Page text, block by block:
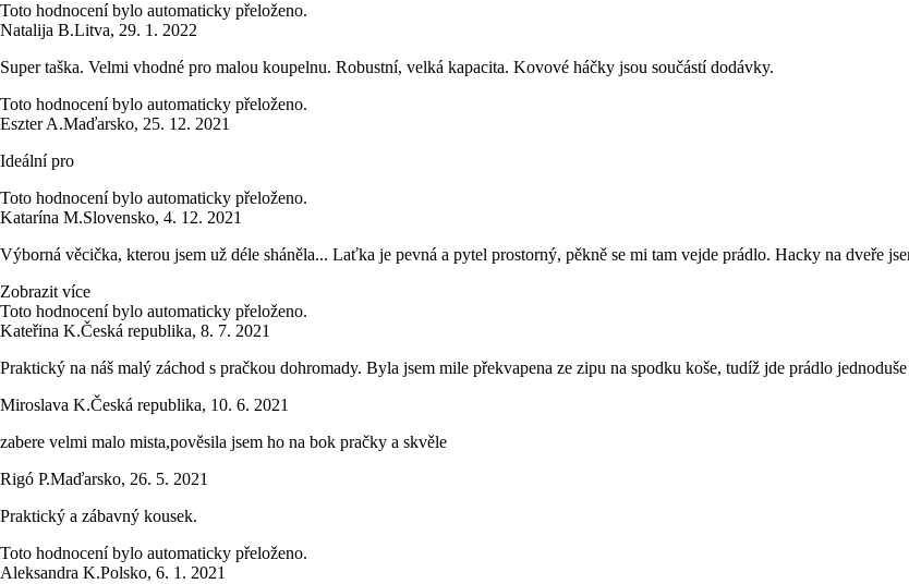
Toto hodnocení bylo automaticky přeloženo.
Natalija B.Litva, 29. 1. 2022
Super taška. Velmi vhodné pro malou koupelnu. Robustní, velká kapacita. Kovové háčky jsou součástí dodávky.
Toto hodnocení bylo automaticky přeloženo.
Eszter A.Maďarsko, 25. 12. 2021
Ideální pro
Toto hodnocení bylo automaticky přeloženo.
Katarína M.Slovensko, 4. 12. 2021
Výborná věcička, kterou jsem už déle sháněla... Laťka je pevná a pytel prostorný, pěkně se mi tam vejde prádlo. Hacky na dveře
Zobrazit více
Toto hodnocení bylo automaticky přeloženo.
Kateřina K.Česká republika, 8. 7. 2021
Praktický na náš malý záchod s pračkou dohromady. Byla jsem mile překvapena ze zipu na spodku koše, tudíž jde prádlo
Miroslava K.Česká republika, 10. 6. 2021
zabere velmi malo mista,pověsila jsem ho na bok pračky a skvěle
Rigó P.Maďarsko, 26. 5. 2021
Praktický a zábavný kousek.
Toto hodnocení bylo automaticky přeloženo.
Aleksandra K.Polsko, 6. 1. 2021